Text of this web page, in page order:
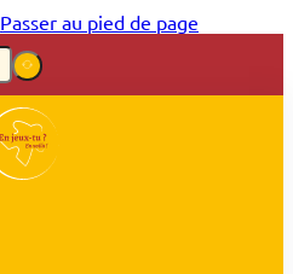
Passer au pied de page